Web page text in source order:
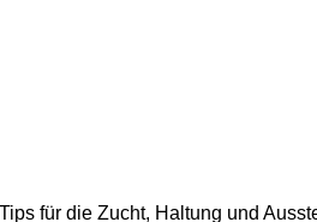
für die Zucht, Haltung und